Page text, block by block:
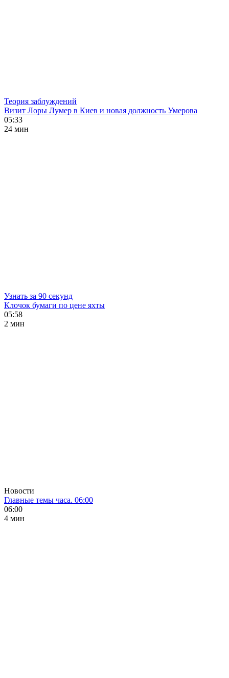
Теория заблуждений
Визит Лоры Лумер в Киев и новая должность Умерова
05:33
24 мин
Узнать за 90 секунд
Клочок бумаги по цене яхты
05:58
2 мин
Новости
Главные темы часа. 06:00
06:00
4 мин